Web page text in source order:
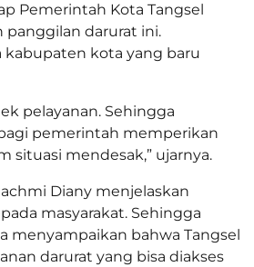
Pemerintah Kota Tangsel
panggilan darurat ini.
kabupaten kota yang baru
pelayanan. Sehingga
pemerintah memperikan
situasi mendesak,” ujarnya.
Diany menjelaskan
masyarakat. Sehingga
menyampaikan bahwa Tangsel
darurat yang bisa diakses